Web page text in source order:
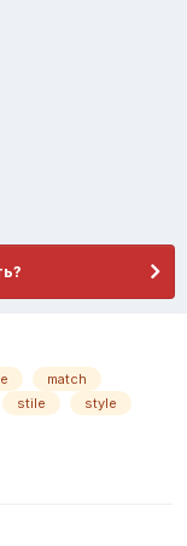
match
stile
style